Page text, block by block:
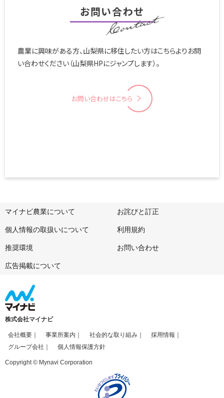
お問い合わせ
農業に興味がある方、山梨県に移住したい方はこちらよりお問
い合わせください（山梨県HPにジャンプします）。
お問い合わせはこちら
マイナビ農業について お詫びと訂正
個人情報の取扱いについて 利用規約
推奨環境 お問い合わせ
広告掲載について
株式会社マイナビ
会社概要 事業所案内 社会的な取り組み
採用情報
グループ会社
個人情報保護方針
Copyright © Mynavi Corporation